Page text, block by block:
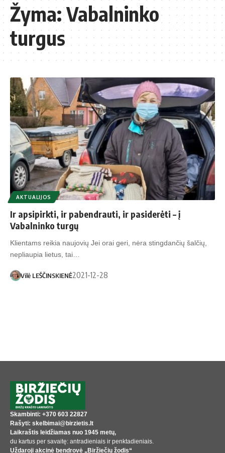
Žyma:Vabalninko
turgus
AKTUALIJOS
Ir apsipirkti, ir pabendrauti, ir pasiderėti – į
Vabalninko turgų
Klientams reikia naujovių Jei orai geri, nėra stingdančių šalčių,
nepliaupia lietus, tai…
Vilė LEŠČINSKIENĖ2021-12-28
Skambinti: +370 603 22827
Rašyti: skelbimai@birzietis.lt
Laikraštis leidžiamas nuo 1945 metų,
du kartus per savaitę: antradieniais ir penktadieniais.
Uždaroji akcinė bendrovė „Biržiečių žodis“